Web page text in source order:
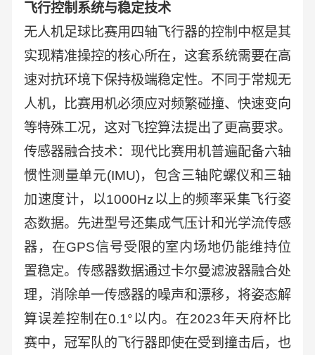
飞行控制系统与稳定技术
无人机足球比赛用四轴飞行器的控制中枢是其
实现精准操控的核心所在，这套系统需要在高
速对抗环境下保持极端稳定性。不同于常规无
人机，比赛用机必须应对频繁碰撞、快速变向
等特殊工况，这对飞控算法提出了更高要求。
传感器融合技术：现代比赛用机普遍配备六轴
惯性测量单元(IMU)，包含三轴陀螺仪和三轴
加速度计，以1000Hz以上的频率采集飞行姿
态数据。先进型号还集成气压计和光学流传感
器，在GPS信号受限的室内场地仍能维持位
置稳定。传感器数据通过卡尔曼滤波器融合处
理，消除单一传感器的噪声和漂移，将姿态解
算误差控制在0.1°以内。在2023年天府杯比
赛中，冠军队的飞行器即使在受到撞击后，也